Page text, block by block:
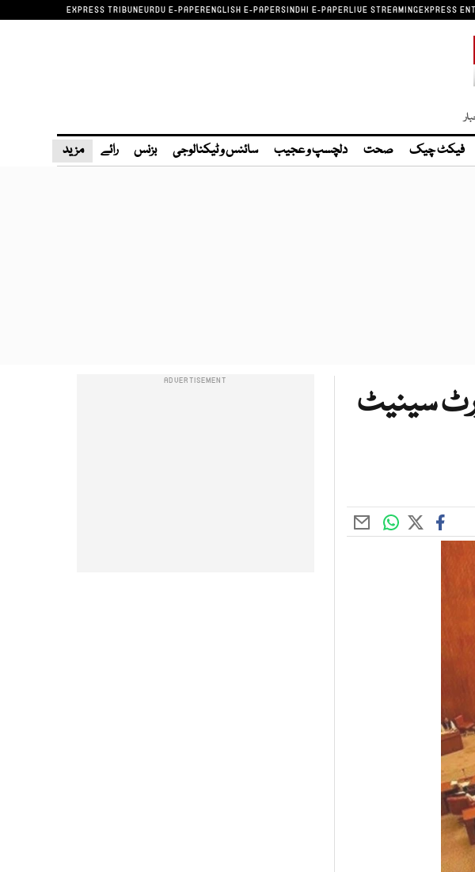
EXPRESS TRIBUNEURDU E-PAPERENGLISH E-PAPERSINDHI E-PAPERLIVE STREAMINGEXPRESS
فیکٹ چیک صحت دلچسپ و عجیب سائنس و ٹیکنالوجی بزنس رائے مزید
سینیٹ